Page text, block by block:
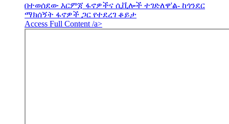
በተወሰደው እርምጃ ፋኖዎችና ሲቪሎች ተገድለዋ'ል- ከጎንደር
ማክሰኝት ፋኖዎች ጋር የተደረገ ቆይታ
Access Full Content /a>